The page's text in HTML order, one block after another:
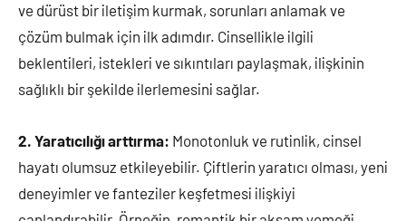
ve dürüst bir iletişim kurmak, sorunları anlamak ve
çözüm bulmak için ilk adımdır. Cinsellikle ilgili
beklentileri, istekleri ve sıkıntıları paylaşmak, ilişkinin
sağlıklı bir şekilde ilerlemesini sağlar.
2. Yaratıcılığı arttırma: Monotonluk ve rutinlik, cinsel
hayatı olumsuz etkileyebilir. Çiftlerin yaratıcı olması, yeni
deneyimler ve fanteziler keşfetmesi ilişkiyi